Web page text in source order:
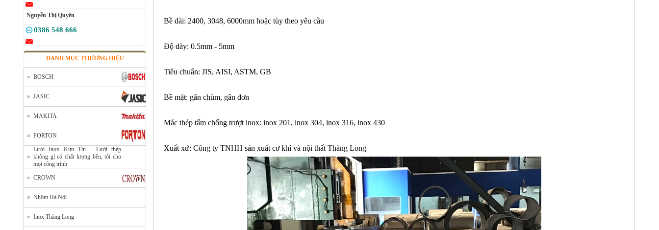
Nguyễn Thị Quyên
0386 548 666
DANH MỤC THƯƠNG HIỆU
BOSCH
JASIC
MAKITA
FORTON
Lưới Inox Kim Tín - Lưới thép
không gỉ có chất lượng bền, tốt cho
mọi công trình
CROWN
Nhôm Hà Nội
Inox Thăng Long
Bề dài: 2400, 3048, 6000mm hoặc tùy theo yêu cầu
Độ dày: 0.5mm - 5mm
Tiêu chuẩn: JIS, AISI, ASTM, GB
Bề mặt: gân chùm, gân đơn
Mác thép tấm chống trượt inox: inox 201, inox 304, inox 316, inox 430
Xuất xứ: Công ty TNHH sản xuất cơ khí và nội thất Thăng Long